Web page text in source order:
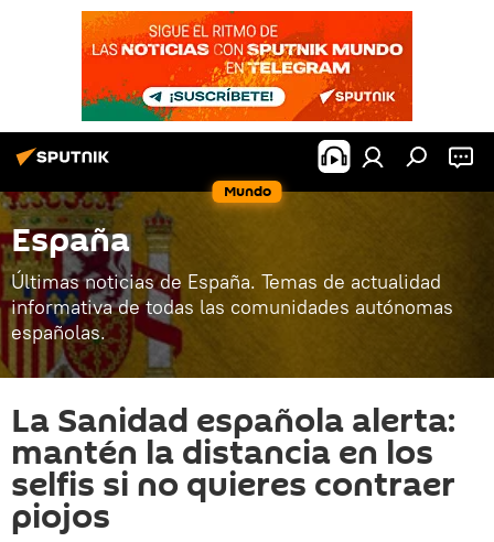
Mundo
España
Últimas noticias de España. Temas de actualidad
informativa de todas las comunidades autónomas
españolas.
La Sanidad española alerta:
mantén la distancia en los
selfis si no quieres contraer
piojos